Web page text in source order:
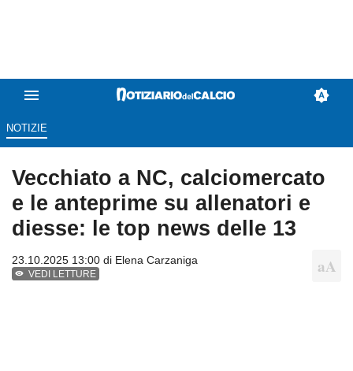
NOTIZIE
Vecchiato a NC, calciomercato
e le anteprime su allenatori e
diesse: le top news delle 13
23.10.2025 13:00 di Elena Carzaniga
VEDI LETTURE